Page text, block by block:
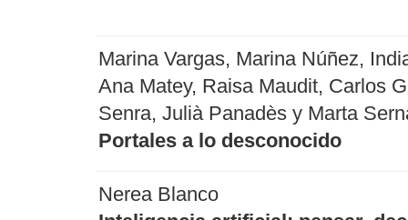
Marina Vargas, Marina Núñez,
Ana Matey, Raisa Maudit, Carlos
Senra, Julià Panadès y Marta
Portales a lo desconocido
Nerea Blanco